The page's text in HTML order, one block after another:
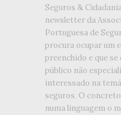
Seguros &
newsletter da
Portuguesa de
procura ocupar um
preenchido e que
público não
interessado na
seguros. O
numa linguagem o